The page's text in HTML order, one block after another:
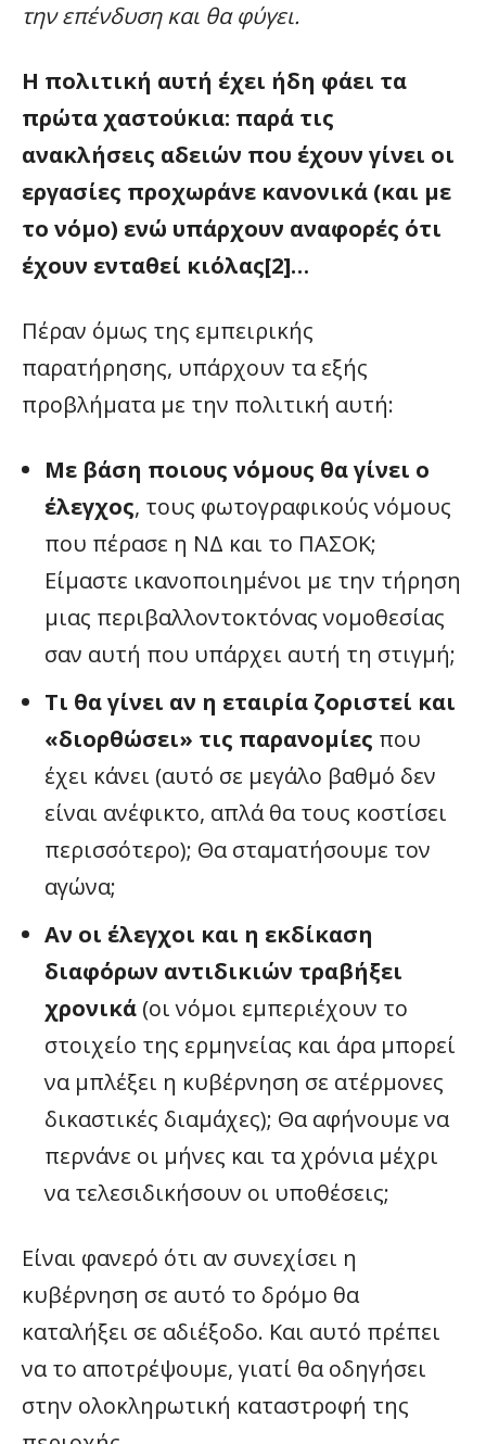
την επένδυση και θα φύγει.
Η πολιτική αυτή έχει ήδη φάει τα
πρώτα χαστούκια: παρά τις
ανακλήσεις αδειών που έχουν γίνει οι
εργασίες προχωράνε κανονικά (και με
το νόμο) ενώ υπάρχουν αναφορές ότι
έχουν ενταθεί κιόλας[2]…
Πέραν όμως της εμπειρικής
παρατήρησης, υπάρχουν τα εξής
προβλήματα με την πολιτική αυτή:
Με βάση ποιους νόμους θα γίνει ο
έλεγχος, τους φωτογραφικούς νόμους
που πέρασε η ΝΔ και το ΠΑΣΟΚ;
Είμαστε ικανοποιημένοι με την τήρηση
μιας περιβαλλοντοκτόνας νομοθεσίας
σαν αυτή που υπάρχει αυτή τη στιγμή;
Τι θα γίνει αν η εταιρία ζοριστεί και
«διορθώσει» τις παρανομίες που
έχει κάνει (αυτό σε μεγάλο βαθμό δεν
είναι ανέφικτο, απλά θα τους κοστίσει
περισσότερο); Θα σταματήσουμε τον
αγώνα;
Αν οι έλεγχοι και η εκδίκαση
διαφόρων αντιδικιών τραβήξει
χρονικά (οι νόμοι εμπεριέχουν το
στοιχείο της ερμηνείας και άρα μπορεί
να μπλέξει η κυβέρνηση σε ατέρμονες
δικαστικές διαμάχες); Θα αφήνουμε να
περνάνε οι μήνες και τα χρόνια μέχρι
να τελεσιδικήσουν οι υποθέσεις;
Είναι φανερό ότι αν συνεχίσει η
κυβέρνηση σε αυτό το δρόμο θα
καταλήξει σε αδιέξοδο. Και αυτό πρέπει
να το αποτρέψουμε, γιατί θα οδηγήσει
στην ολοκληρωτική καταστροφή της